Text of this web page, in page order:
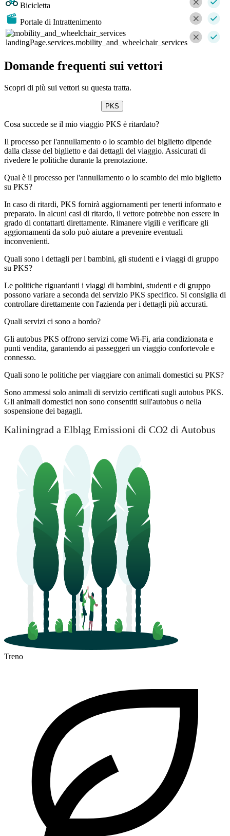
Bicicletta
Portale di Intrattenimento
landingPage.services.mobility_and_wheelchair_services
Domande frequenti sui vettori
Scopri di più sui vettori su questa tratta.
PKS
Cosa succede se il mio viaggio PKS è ritardato?
Il processo per l'annullamento o lo scambio del biglietto dipende
dalla classe del biglietto e dai dettagli del viaggio. Assicurati di
rivedere le politiche durante la prenotazione.
Qual è il processo per l'annullamento o lo scambio del mio biglietto
su PKS?
In caso di ritardi, PKS fornirà aggiornamenti per tenerti informato e
preparato. In alcuni casi di ritardo, il vettore potrebbe non essere in
grado di contattarti direttamente. Rimanere vigili e verificare gli
aggiornamenti da solo può aiutare a prevenire eventuali
inconvenienti.
Quali sono i dettagli per i bambini, gli studenti e i viaggi di gruppo
su PKS?
Le politiche riguardanti i viaggi di bambini, studenti e di gruppo
possono variare a seconda del servizio PKS specifico. Si consiglia di
controllare direttamente con l'azienda per i dettagli più accurati.
Quali servizi ci sono a bordo?
Gli autobus PKS offrono servizi come Wi-Fi, aria condizionata e
punti vendita, garantendo ai passeggeri un viaggio confortevole e
connesso.
Quali sono le politiche per viaggiare con animali domestici su PKS?
Sono ammessi solo animali di servizio certificati sugli autobus PKS.
Gli animali domestici non sono consentiti sull'autobus o nella
sospensione dei bagagli.
Kaliningrad a Elbląg Emissioni di CO2 di Autobus
Treno